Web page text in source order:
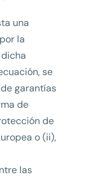
una
la
se
garantías
de
de
o (ii),
las